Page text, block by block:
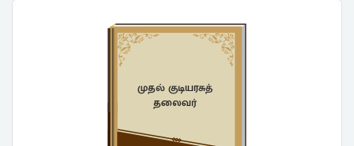
முதல் குடியரசுத்
தலைவர்